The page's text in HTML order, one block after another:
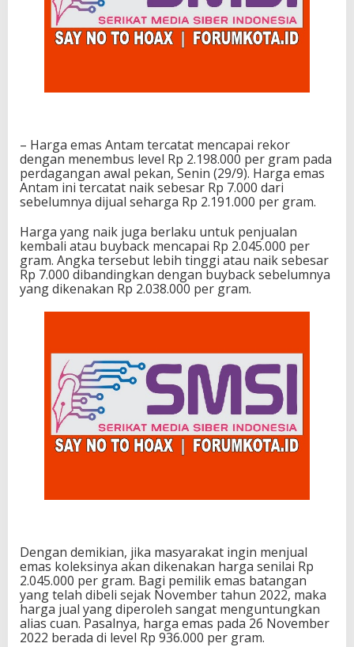
– Harga emas Antam tercatat mencapai rekor
dengan menembus level Rp 2.198.000 per gram pada
perdagangan awal pekan, Senin (29/9). Harga emas
Antam ini tercatat naik sebesar Rp 7.000 dari
sebelumnya dijual seharga Rp 2.191.000 per gram.
Harga yang naik juga berlaku untuk penjualan
kembali atau buyback mencapai Rp 2.045.000 per
gram. Angka tersebut lebih tinggi atau naik sebesar
Rp 7.000 dibandingkan dengan buyback sebelumnya
yang dikenakan Rp 2.038.000 per gram.
Dengan demikian, jika masyarakat ingin menjual
emas koleksinya akan dikenakan harga senilai Rp
2.045.000 per gram. Bagi pemilik emas batangan
yang telah dibeli sejak November tahun 2022, maka
harga jual yang diperoleh sangat menguntungkan
alias cuan. Pasalnya, harga emas pada 26 November
2022 berada di level Rp 936.000 per gram.